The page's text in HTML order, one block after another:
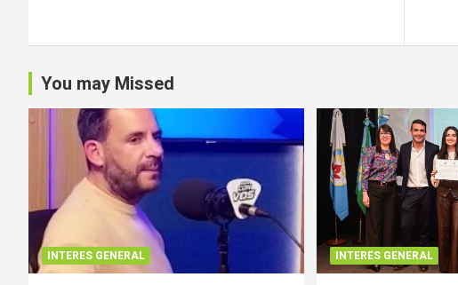
You may Missed
INTERES GENERAL INTERES GENERAL